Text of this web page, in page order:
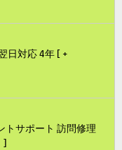
日対応 4年 [ +
トサポート 訪問修理
]